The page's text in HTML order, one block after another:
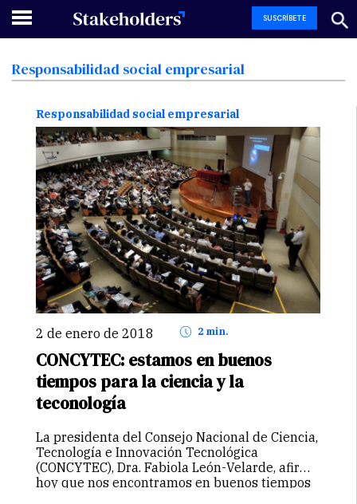
SUSCRÍBETE
Responsabilidad social empresarial
Responsabilidad social empresarial
2 de enero de 2018 2 min.
CONCYTEC: estamos en buenos
tiempos para la ciencia y la
teconología
La presidenta del Consejo Nacional de Ciencia,
Tecnología e Innovación Tecnológica
(CONCYTEC), Dra. Fabiola León-Velarde, afirmó
hoy que nos encontramos en buenos tiempos